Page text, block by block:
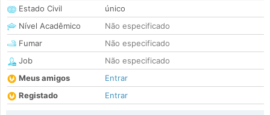
Estado Civil
único
Nível Acadêmico
Não especificado
Fumar
Não especificado
Job
Não especificado
Meus amigos
Entrar
Registado
Entrar